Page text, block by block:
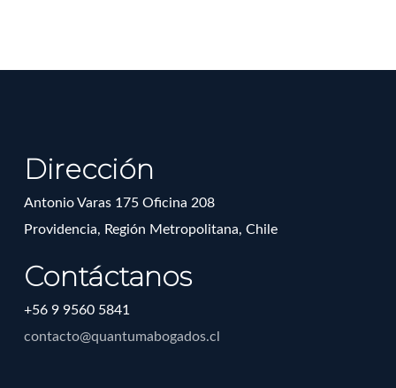
Dirección
Antonio Varas 175 Oficina 208
Providencia, Región Metropolitana, Chile
Contáctanos
+56 9 9560 5841
contacto@quantumabogados.cl